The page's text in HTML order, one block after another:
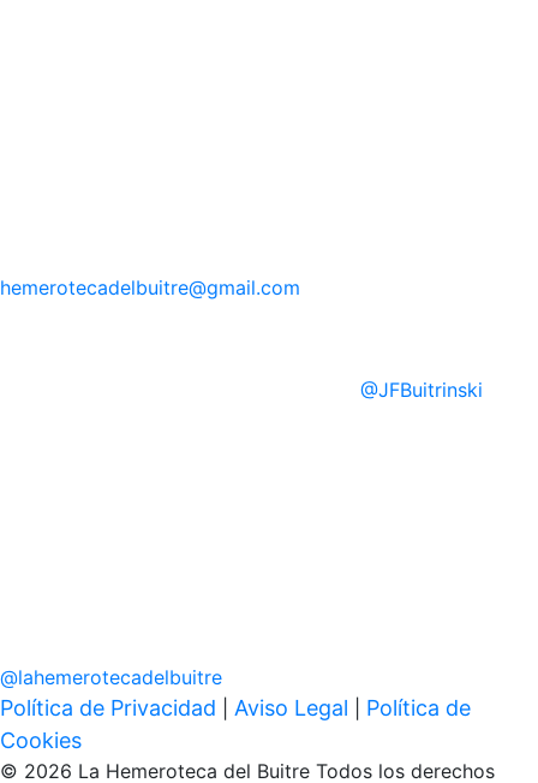
hemerotecadelbuitre@gmail.com
@JFBuitrinski
@lahemerotecadelbuitre
Política de Privacidad Aviso Legal
Política de
Cookies
© 2026 La Hemeroteca del Buitre Todos los derechos